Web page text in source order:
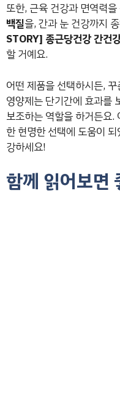
또한, 근육 건강과 면역력
백질을, 간과 눈 건강까지
STORY] 종근당건강 간건
할 거예요.
어떤 제품을 선택하시든,
영양제는 단기간에 효과를
보조하는 역할을 하거든요.
한 현명한 선택에 도움이
강하세요!
함께 읽어보면